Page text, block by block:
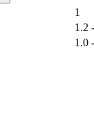
1
1.2
1.0